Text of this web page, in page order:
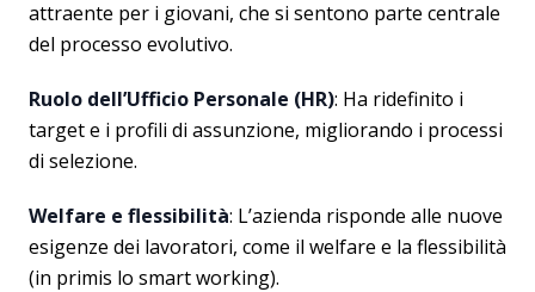
attraente per i giovani, che si sentono parte centrale
del processo evolutivo.
Ruolo dell’Ufficio Personale (HR): Ha ridefinito i
target e i profili di assunzione, migliorando i processi
di selezione.
Welfare e flessibilità: L’azienda risponde alle nuove
esigenze dei lavoratori, come il welfare e la flessibilità
(in primis lo smart working).